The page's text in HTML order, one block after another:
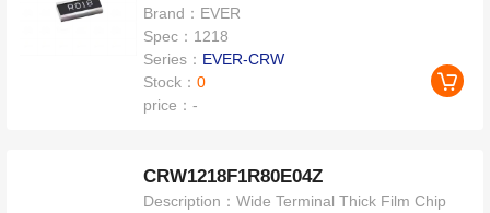
Brand： EVER
Spec： 1218
Series： EVER-CRW
Stock：0
price：-
CRW1218F1R80E04Z
Description：Wide Terminal Thick Film Chip